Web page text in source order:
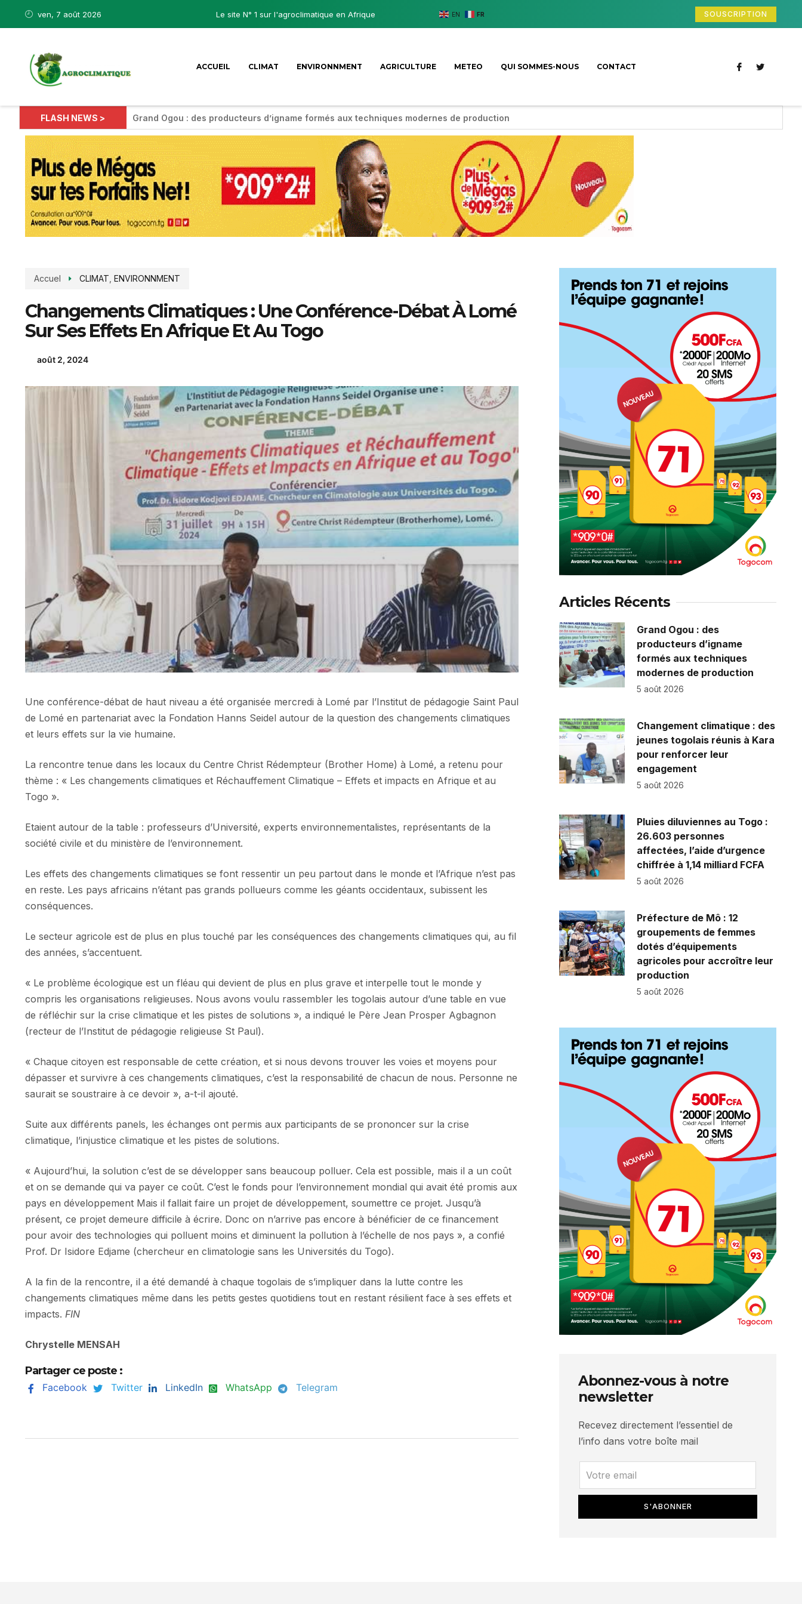
ven, 7 août 2026 Le site N° 1 sur l'agroclimatique en Afrique EN FR SOUSCRIPTION
ACCUEIL CLIMAT ENVIRONNMENT AGRICULTURE METEO QUI SOMMES-NOUS CONTACT
FLASH NEWS > Grand Ogou : des producteurs d’igname formés aux techniques modernes de production
Accuel CLIMAT ENVIRONNMENT
Changements Climatiques : Une Conférence-Débat À Lomé
Sur Ses Effets En Afrique Et Au Togo
août 2, 2024
Une conférence-débat de haut niveau a été organisée mercredi à Lomé par l’Institut de pédagogie Saint Paul
de Lomé en partenariat avec la Fondation Hanns Seidel autour de la question des changements climatiques
et leurs effets sur la vie humaine.
La rencontre tenue dans les locaux du Centre Christ Rédempteur (Brother Home) à Lomé, a retenu pour
thème : « Les changements climatiques et Réchauffement Climatique – Effets et impacts en Afrique et au
Togo ».
Etaient autour de la table : professeurs d’Université, experts environnementalistes, représentants de la
société civile et du ministère de l’environnement.
Les effets des changements climatiques se font ressentir un peu partout dans le monde et l’Afrique n’est pas
en reste. Les pays africains n’étant pas grands pollueurs comme les géants occidentaux, subissent les
conséquences.
Le secteur agricole est de plus en plus touché par les conséquences des changements climatiques qui, au fil
des années, s’accentuent.
« Le problème écologique est un fléau qui devient de plus en plus grave et interpelle tout le monde y
compris les organisations religieuses. Nous avons voulu rassembler les togolais autour d’une table en vue
de réfléchir sur la crise climatique et les pistes de solutions », a indiqué le Père Jean Prosper Agbagnon
(recteur de l’Institut de pédagogie religieuse St Paul).
« Chaque citoyen est responsable de cette création, et si nous devons trouver les voies et moyens pour
dépasser et survivre à ces changements climatiques, c’est la responsabilité de chacun de nous. Personne ne
saurait se soustraire à ce devoir », a-t-il ajouté.
Suite aux différents panels, les échanges ont permis aux participants de se prononcer sur la crise
climatique, l’injustice climatique et les pistes de solutions.
« Aujourd’hui, la solution c’est de se développer sans beaucoup polluer. Cela est possible, mais il a un coût
et on se demande qui va payer ce coût. C’est le fonds pour l’environnement mondial qui avait été promis aux
pays en développement Mais il fallait faire un projet de développement, soumettre ce projet. Jusqu’à
présent, ce projet demeure difficile à écrire. Donc on n’arrive pas encore à bénéficier de ce financement
pour avoir des technologies qui polluent moins et diminuent la pollution à l’échelle de nos pays », a confié
Prof. Dr Isidore Edjame (chercheur en climatologie sans les Universités du Togo).
A la fin de la rencontre, il a été demandé à chaque togolais de s’impliquer dans la lutte contre les
changements climatiques même dans les petits gestes quotidiens tout en restant résilient face à ses effets et
impacts. FIN
Chrystelle MENSAH
Partager ce poste :
Facebook Twitter LinkedIn WhatsApp Telegram
Articles Récents
Grand Ogou : des
producteurs d’igname
formés aux techniques
modernes de production
5 août 2026
Changement climatique : des
jeunes togolais réunis à Kara
pour renforcer leur
engagement
5 août 2026
Pluies diluviennes au Togo :
26.603 personnes
affectées, l’aide d’urgence
chiffrée à 1,14 milliard FCFA
5 août 2026
Préfecture de Mô : 12
groupements de femmes
dotés d’équipements
agricoles pour accroître leur
production
5 août 2026
Abonnez-vous à notre
newsletter
Recevez directement l’essentiel de
l’info dans votre boîte mail
S'ABONNER